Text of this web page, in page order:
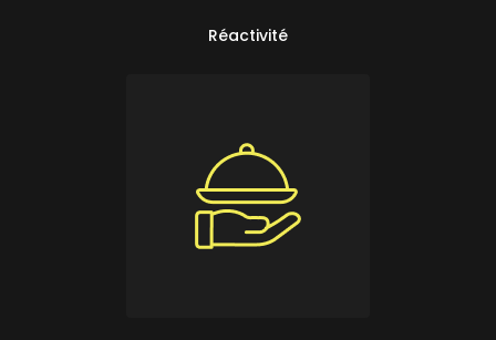
Réactivité